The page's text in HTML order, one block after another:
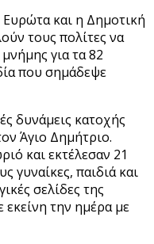
και η Δημοτική
τους πολίτες να
για τα 82
που σημάδεψε
δυνάμεις κατοχής
Άγιο Δημήτριο.
και εκτέλεσαν 21
γυναίκες, παιδιά και
σελίδες της
εκείνη την ημέρα με